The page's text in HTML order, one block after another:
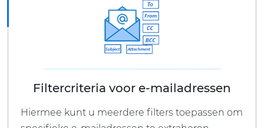
Filtercriteria voor e-mailadressen
Hiermee kunt u meerdere filters toepassen om